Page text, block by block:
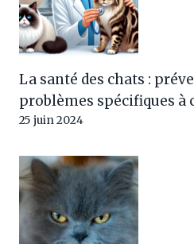
La santé des chats :
problèmes spécifiques à
25 juin 2024